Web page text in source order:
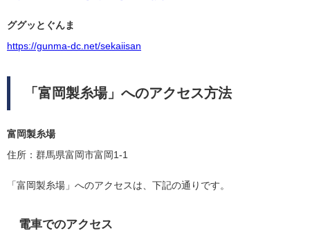
ググッとぐんま
https://gunma-dc.net/sekaiisan
「富岡製糸場」へのアクセス方法
富岡製糸場
住所：群馬県富岡市富岡1-1
「富岡製糸場」へのアクセスは、下記の通りです。
電車でのアクセス